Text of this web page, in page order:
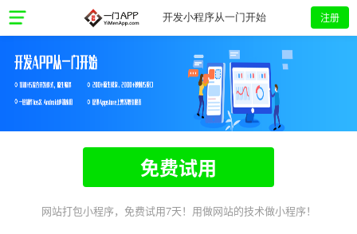
开发小程序从一门开始 注册
免费试用
网站打包小程序，免费试用7天！用做网站的技术做小程序！